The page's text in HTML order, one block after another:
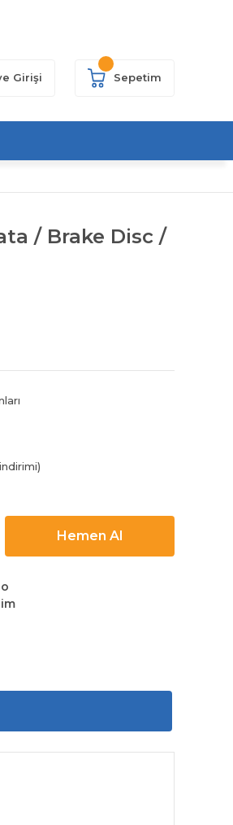
Girişi Sepetim
/ Brake Disc /
Hemen Al